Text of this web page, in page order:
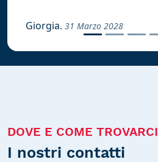
Giorgia. 31 Marzo 2028
DOVE E COME TROVARCI
I nostri contatti